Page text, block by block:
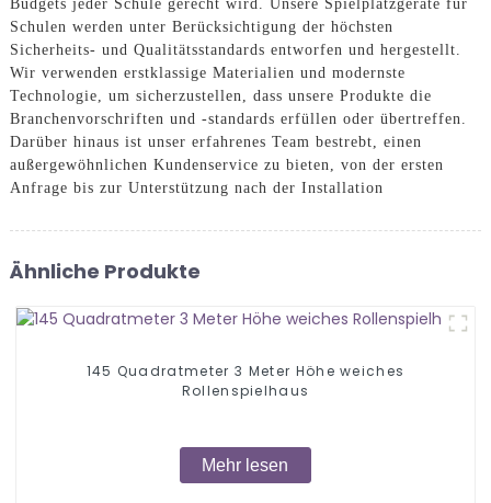
Budgets jeder Schule gerecht wird. Unsere Spielplatzgeräte für
Schulen werden unter Berücksichtigung der höchsten
Sicherheits- und Qualitätsstandards entworfen und hergestellt.
Wir verwenden erstklassige Materialien und modernste
Technologie, um sicherzustellen, dass unsere Produkte die
Branchenvorschriften und -standards erfüllen oder übertreffen.
Darüber hinaus ist unser erfahrenes Team bestrebt, einen
außergewöhnlichen Kundenservice zu bieten, von der ersten
Anfrage bis zur Unterstützung nach der Installation
Ähnliche Produkte
145 Quadratmeter 3 Meter Höhe weiches
Rollenspielhaus
Mehr lesen